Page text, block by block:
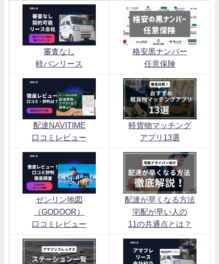
審査なし
軽バンリース
格安黒ナンバー
任意保険
配達NAVITIME
口コミレビュー
軽貨物マッチング
アプリ13選
ゼンリン地図
（GODOOR）
口コミレビュー
配達が早くなる方法
宅配が早い人の
11の共通点とは？